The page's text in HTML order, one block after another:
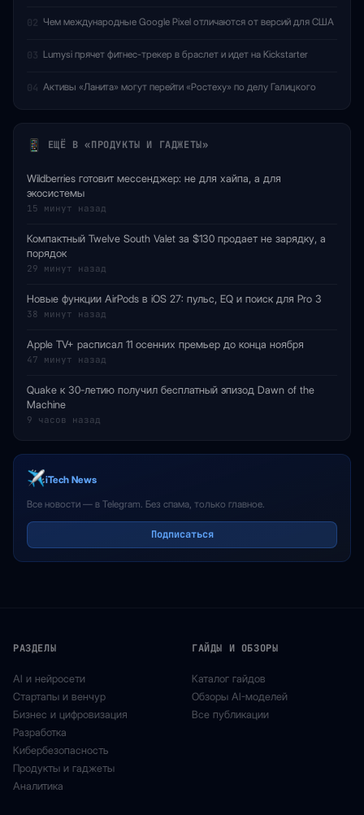
02 Чем международные Google Pixel отличаются от версий для США
03 Lumysi прячет фитнес-трекер в браслет и идет на Kickstarter
04 Активы «Ланита» могут перейти «Ростеху» по делу Галицкого
ЕЩЁ В «ПРОДУКТЫ И ГАДЖЕТЫ»
Wildberries готовит мессенджер: не для хайпа, а для
экосистемы
15 минут назад
Компактный Twelve South Valet за $130 продает не зарядку, а
порядок
29 минут назад
Новые функции AirPods в iOS 27: пульс, EQ и поиск для Pro 3
38 минут назад
Apple TV+ расписал 11 осенних премьер до конца ноября
47 минут назад
Quake к 30-летию получил бесплатный эпизод Dawn of the
Machine
9 часов назад
iTech News
Все новости — в Telegram. Без спама, только главное.
Подписаться
РАЗДЕЛЫ
AI и нейросети
Стартапы и венчур
Бизнес и цифровизация
Разработка
Кибербезопасность
Продукты и гаджеты
Аналитика
ГАЙДЫ И ОБЗОРЫ
Каталог гайдов
Обзоры AI-моделей
Все публикации